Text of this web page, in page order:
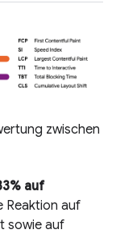
zwischen
auf
Reaktion auf
sowie auf